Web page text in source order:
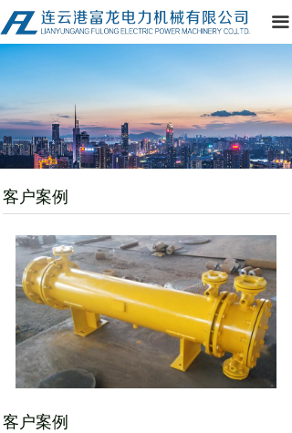
끀
网站首页
公司简介
产品中心
客户案例
厂区实力
资讯动态
在线留言
联系我们
客户案例
客户案例